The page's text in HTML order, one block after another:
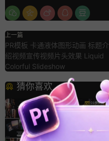
上一篇
PR模板 卡通液体图形动画 标题介
绍视频宣传视频片头效果 Liquid
Colorful Slideshow
猜你喜欢